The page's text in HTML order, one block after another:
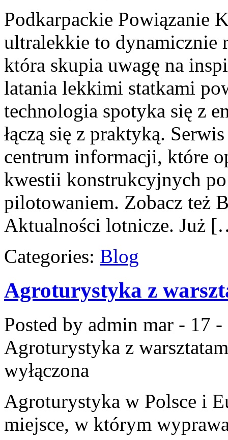
Podkarpackie Powiązanie
ultralekkie to dynamicznie
która skupia uwagę na
latania lekkimi statkami
technologia spotyka się z
łączą się z praktyką.
centrum informacji, które
kwestii konstrukcyjnych
pilotowaniem. Zobacz też
Aktualności lotnicze. Już
Categories: Blog
Agroturystyka z
Posted by admin mar - 17 -
Agroturystyka z
wyłączona
Agroturystyka w Polsce i
miejsce, w którym